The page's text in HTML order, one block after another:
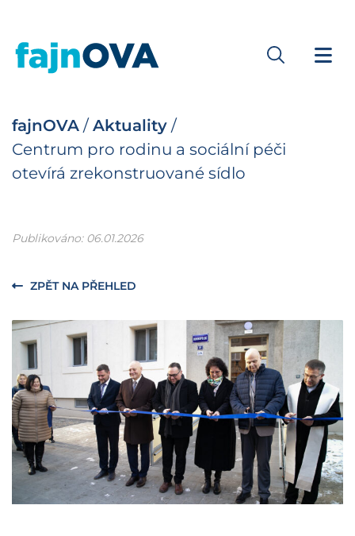
fajnOVA / Aktuality /
Centrum pro rodinu a sociální péči
otevírá zrekonstruované sídlo
Publikováno: 06.01.2026
ZPĚT NA PŘEHLED